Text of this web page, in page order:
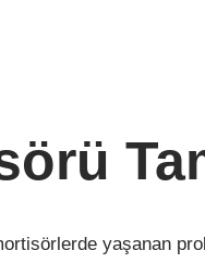
yaşanan